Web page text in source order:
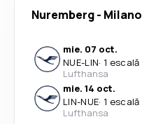
Nuremberg- Milano
mie. 07 oct.
NUE-LIN· 1 escală
Lufthansa
mie. 14 oct.
LIN-NUE· 1 escală
Lufthansa